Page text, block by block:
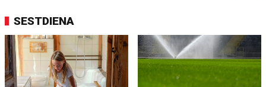
SESTDIENA